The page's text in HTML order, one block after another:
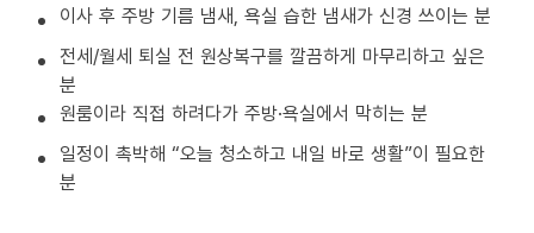
이사 후 주방 기름 냄새, 욕실 습한 냄새가 신경 쓰이는 분
전세/월세 퇴실 전 원상복구를 깔끔하게 마무리하고 싶은
분
원룸이라 직접 하려다가 주방·욕실에서 막히는 분
일정이 촉박해 “오늘 청소하고 내일 바로 생활”이 필요한
분